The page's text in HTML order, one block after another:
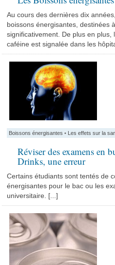
Au cours des dernières dix
boissons énergisantes, destinées
significativement. De plus en plus,
caféine est signalée dans les
Boissons énergisantes • Les effets sur la
Réviser des examens en
Drinks, une erreur
Certains étudiants sont tentés de
énergisantes pour le bac ou les
universitaire. [...]